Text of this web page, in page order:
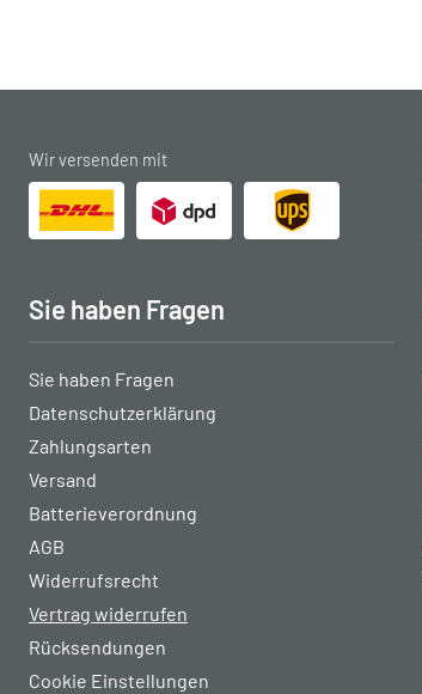
Wir versenden mit
Sie haben Fragen
Sie haben Fragen
Datenschutzerklärung
Zahlungsarten
Versand
Batterieverordnung
AGB
Widerrufsrecht
Vertrag widerrufen
Rücksendungen
Cookie Einstellungen